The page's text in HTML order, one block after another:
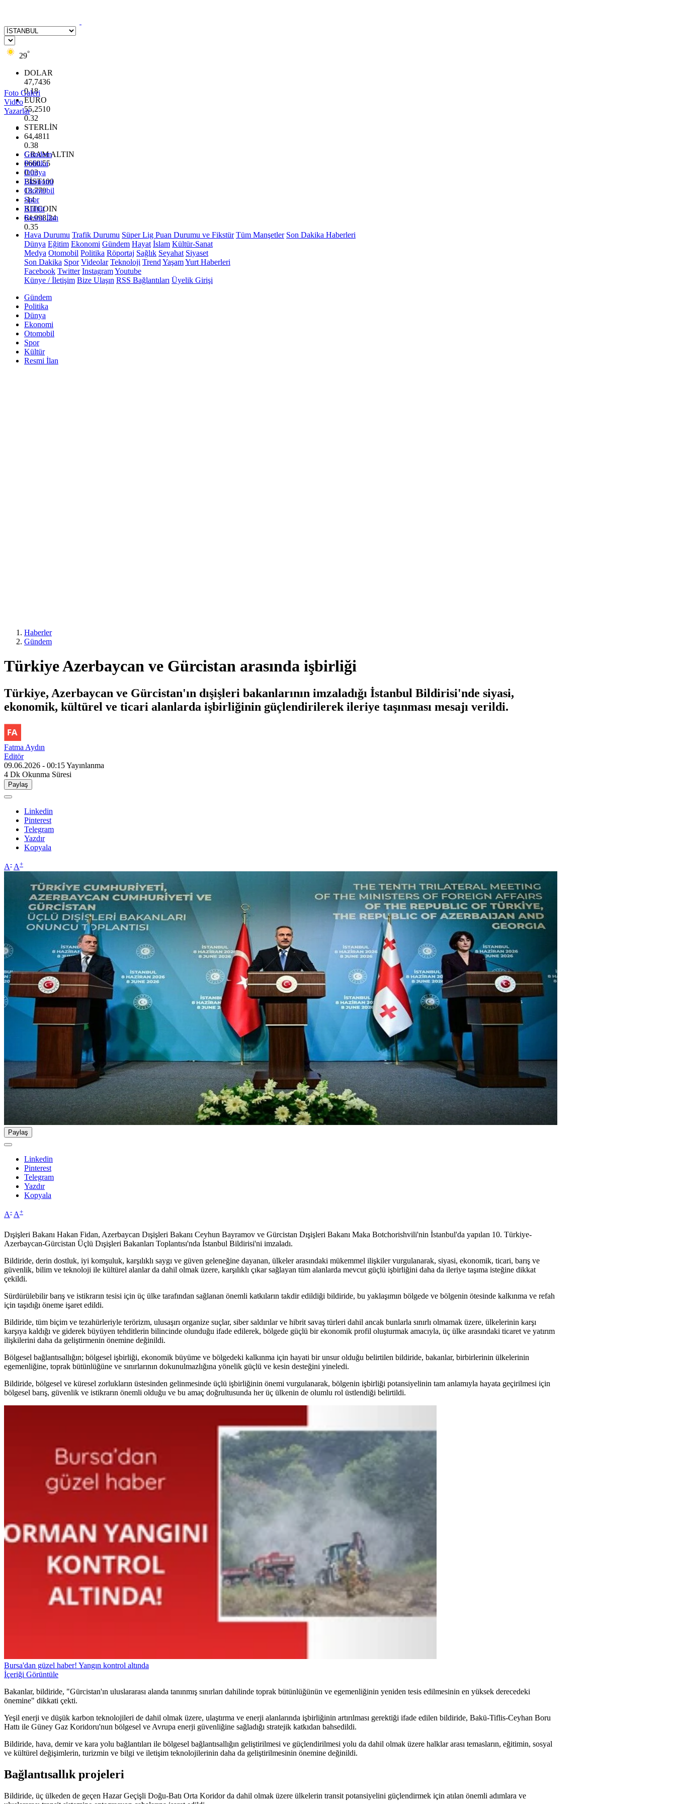
29°
DOLAR
47,7436
0.18
EURO
55,2510
0.32
STERLİN
64,4811
0.38
GRAM ALTIN
6660.55
0.03
BİST100
13.779
-14
BITCOIN
64.998,24
0.35
Foto Galeri
Video
Yazarlar
Gündem
Politika
Dünya
Ekonomi
Otomobil
Spor
Kültür
Resmi İlan
Hava Durumu Trafik Durumu Süper Lig Puan Durumu ve Fikstür Tüm Manşetler Son Dakika Haberleri
Dünya Eğitim Ekonomi Gündem Hayat İslam Kültür-Sanat
Medya Otomobil Politika Röportaj Sağlık Seyahat Siyaset
Son Dakika Spor Videolar Teknoloji Trend YaşamYurt Haberleri
Facebook Twitter InstagramYoutube
Künye / İletişim Bize Ulaşın RSS Bağlantıları Üyelik Girişi
Gündem
Politika
Dünya
Ekonomi
Otomobil
Spor
Kültür
Resmi İlan
Haberler
Gündem
Türkiye Azerbaycan ve Gürcistan arasında işbirliği
Türkiye, Azerbaycan ve Gürcistan'ın dışişleri bakanlarının imzaladığı İstanbul Bildirisi'nde siyasi,
ekonomik, kültürel ve ticari alanlarda işbirliğinin güçlendirilerek ileriye taşınması mesajı verildi.
Fatma Aydın
Editör
09.06.2026 - 00:15Yayınlanma
4 Dk Okunma Süresi
Paylaş
Linkedin
Pinterest
Telegram
Yazdır
Kopyala
A- A+
Paylaş
Linkedin
Pinterest
Telegram
Yazdır
Kopyala
A- A+
Dışişleri Bakanı Hakan Fidan, Azerbaycan Dışişleri Bakanı Ceyhun Bayramov ve Gürcistan Dışişleri Bakanı Maka Botchorishvili'nin İstanbul'da yapılan 10. Türkiye-
Azerbaycan-Gürcistan Üçlü Dışişleri Bakanları Toplantısı'nda İstanbul Bildirisi'ni imzaladı.
Bildiride, derin dostluk, iyi komşuluk, karşılıklı saygı ve güven geleneğine dayanan, ülkeler arasındaki mükemmel ilişkiler vurgulanarak, siyasi, ekonomik, ticari, barış ve
güvenlik, bilim ve teknoloji ile kültürel alanlar da dahil olmak üzere, karşılıklı çıkar sağlayan tüm alanlarda mevcut güçlü işbirliğini daha da ileriye taşıma isteğine dikkat
çekildi.
Sürdürülebilir barış ve istikrarın tesisi için üç ülke tarafından sağlanan önemli katkıların takdir edildiği bildiride, bu yaklaşımın bölgede ve bölgenin ötesinde kalkınma ve refah
için taşıdığı öneme işaret edildi.
Bildiride, tüm biçim ve tezahürleriyle terörizm, ulusaşırı organize suçlar, siber saldırılar ve hibrit savaş türleri dahil ancak bunlarla sınırlı olmamak üzere, ülkelerinin karşı
karşıya kaldığı ve giderek büyüyen tehditlerin bilincinde olunduğu ifade edilerek, bölgede güçlü bir ekonomik profil oluşturmak amacıyla, üç ülke arasındaki ticaret ve yatırım
ilişkilerini daha da geliştirmenin önemine değinildi.
Bölgesel bağlantısallığın; bölgesel işbirliği, ekonomik büyüme ve bölgedeki kalkınma için hayati bir unsur olduğu belirtilen bildiride, bakanlar, birbirlerinin ülkelerinin
egemenliğine, toprak bütünlüğüne ve sınırlarının dokunulmazlığına yönelik güçlü ve kesin desteğini yineledi.
Bildiride, bölgesel ve küresel zorlukların üstesinden gelinmesinde üçlü işbirliğinin önemi vurgulanarak, bölgenin işbirliği potansiyelinin tam anlamıyla hayata geçirilmesi için
bölgesel barış, güvenlik ve istikrarın önemli olduğu ve bu amaç doğrultusunda her üç ülkenin de olumlu rol üstlendiği belirtildi.
Bursa'dan güzel haber! Yangın kontrol altında
İçeriği Görüntüle
Bakanlar, bildiride, "Gürcistan'ın uluslararası alanda tanınmış sınırları dahilinde toprak bütünlüğünün ve egemenliğinin yeniden tesis edilmesinin en yüksek derecedeki
önemine" dikkati çekti.
Yeşil enerji ve düşük karbon teknolojileri de dahil olmak üzere, ulaştırma ve enerji alanlarında işbirliğinin artırılması gerektiği ifade edilen bildiride, Bakü-Tiflis-Ceyhan Boru
Hattı ile Güney Gaz Koridoru'nun bölgesel ve Avrupa enerji güvenliğine sağladığı stratejik katkıdan bahsedildi.
Bildiride, hava, demir ve kara yolu bağlantıları ile bölgesel bağlantısallığın geliştirilmesi ve güçlendirilmesi yolu da dahil olmak üzere halklar arası temasların, eğitimin, sosyal
ve kültürel değişimlerin, turizmin ve bilgi ve iletişim teknolojilerinin daha da geliştirilmesinin önemine değinildi.
Bağlantısallık projeleri
Bildiride, üç ülkeden de geçen Hazar Geçişli Doğu-Batı Orta Koridor da dahil olmak üzere ülkelerin transit potansiyelini güçlendirmek için atılan önemli adımlara ve